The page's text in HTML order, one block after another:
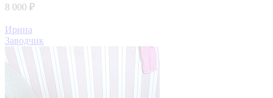
8 000 ₽
Ирина
Заводчик